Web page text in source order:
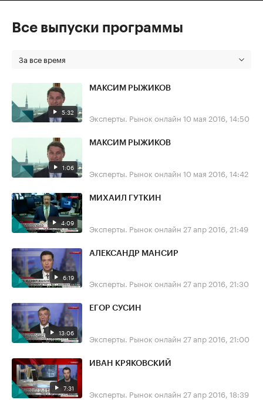
Все выпуски программы
За все время
5:32
МАКСИМ РЫЖИКОВ
Эксперты. Рынок онлайн 10 мая 2016, 14:50
1:06
МАКСИМ РЫЖИКОВ
Эксперты. Рынок онлайн 10 мая 2016, 14:42
4:09
МИХАИЛ ГУТКИН
Эксперты. Рынок онлайн 27 апр 2016, 21:49
6:19
АЛЕКСАНДР МАНСИР
Эксперты. Рынок онлайн 27 апр 2016, 21:30
13:06
ЕГОР СУСИН
Эксперты. Рынок онлайн 27 апр 2016, 21:00
7:31
ИВАН КРЯКОВСКИЙ
Эксперты. Рынок онлайн 27 апр 2016, 18:39